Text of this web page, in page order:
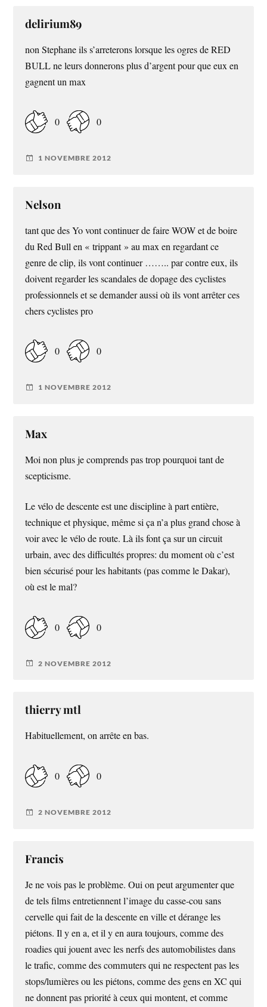
delirium89
non Stephane ils s’arreterons lorsque les ogres de RED
BULL ne leurs donnerons plus d’argent pour que eux en
gagnent un max
0 0
1 NOVEMBRE 2012
Nelson
tant que des Yo vont continuer de faire WOW et de boire
du Red Bull en « trippant » au max en regardant ce
genre de clip, ils vont continuer …….. par contre eux, ils
doivent regarder les scandales de dopage des cyclistes
professionnels et se demander aussi où ils vont arrêter ces
chers cyclistes pro
0 0
1 NOVEMBRE 2012
Max
Moi non plus je comprends pas trop pourquoi tant de
scepticisme.
Le vélo de descente est une discipline à part entière,
technique et physique, même si ça n’a plus grand chose à
voir avec le vélo de route. Là ils font ça sur un circuit
urbain, avec des difficultés propres: du moment où c’est
bien sécurisé pour les habitants (pas comme le Dakar),
où est le mal?
0 0
2 NOVEMBRE 2012
thierry mtl
Habituellement, on arrête en bas.
0 0
2 NOVEMBRE 2012
Francis
Je ne vois pas le problème. Oui on peut argumenter que
de tels films entretiennent l’image du casse-cou sans
cervelle qui fait de la descente en ville et dérange les
piétons. Il y en a, et il y en aura toujours, comme des
roadies qui jouent avec les nerfs des automobilistes dans
le trafic, comme des commuters qui ne respectent pas les
stops/lumières ou les piétons, comme des gens en XC qui
ne donnent pas priorité à ceux qui montent, et comme